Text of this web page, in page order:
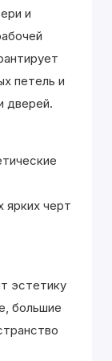
и
петель и
дверей.
ярких черт
эстетику
большие